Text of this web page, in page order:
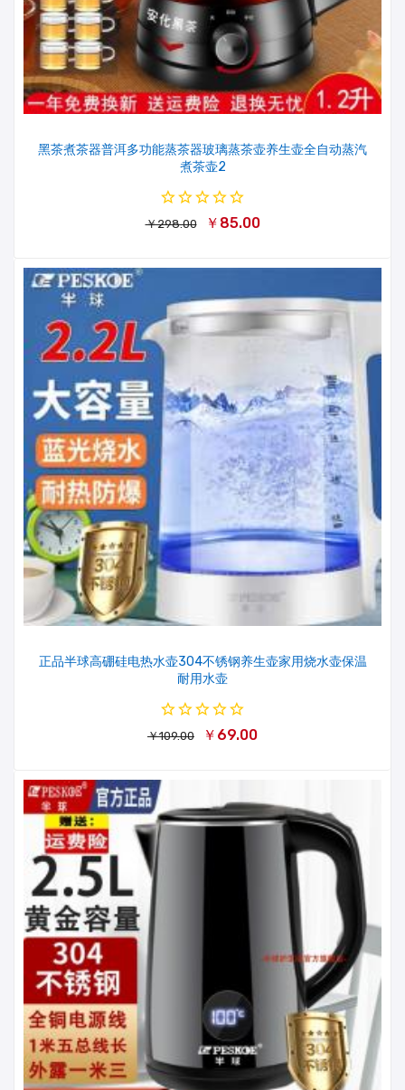
黑茶煮茶器普洱多功能蒸茶器玻璃蒸茶壶养生壶全自动蒸汽
煮茶壶2
￥298.00 ￥85.00
正品半球高硼硅电热水壶304不锈钢养生壶家用烧水壶保温
耐用水壶
￥109.00 ￥69.00